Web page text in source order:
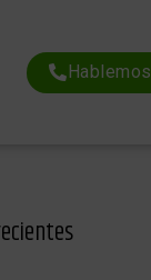
Hablemos